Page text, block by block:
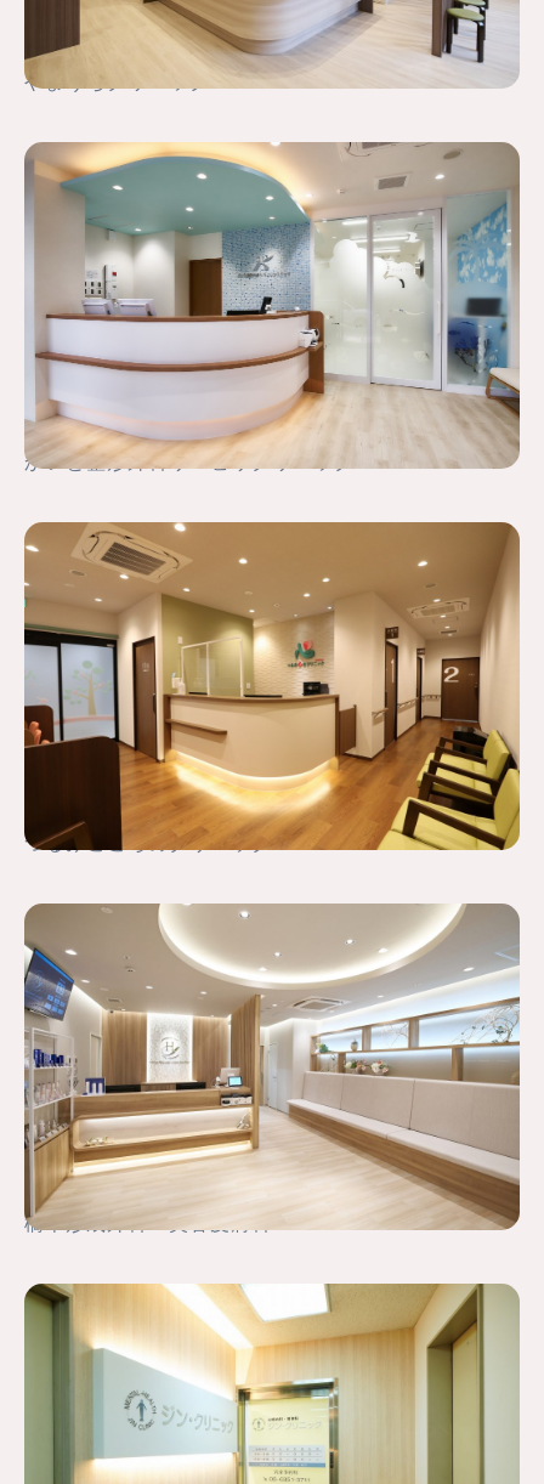
やまうちクリニック
かいと整形外科リハビリクリニック
つるみこころのクリニック
橋本形成外科・美容皮膚科